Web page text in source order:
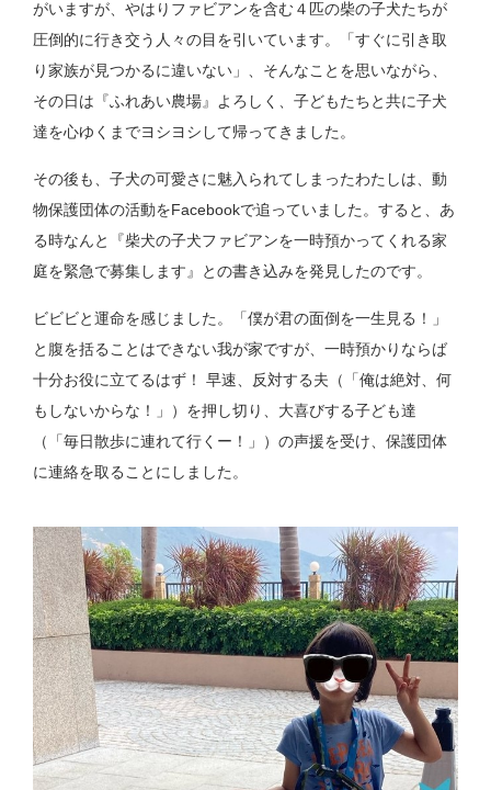
がいますが、やはりファビアンを含む４匹の柴の子犬たちが
圧倒的に行き交う人々の目を引いています。「すぐに引き取
り家族が見つかるに違いない」、そんなことを思いながら、
その日は『ふれあい農場』よろしく、子どもたちと共に子犬
達を心ゆくまでヨシヨシして帰ってきました。
その後も、子犬の可愛さに魅入られてしまったわたしは、動
物保護団体の活動をFacebookで追っていました。すると、あ
る時なんと『柴犬の子犬ファビアンを一時預かってくれる家
庭を緊急で募集します』との書き込みを発見したのです。
ビビビと運命を感じました。「僕が君の面倒を一生見る！」
と腹を括ることはできない我が家ですが、一時預かりならば
十分お役に立てるはず！ 早速、反対する夫（「俺は絶対、何
もしないからな！」）を押し切り、大喜びする子ども達
（「毎日散歩に連れて行くー！」）の声援を受け、保護団体
に連絡を取ることにしました。